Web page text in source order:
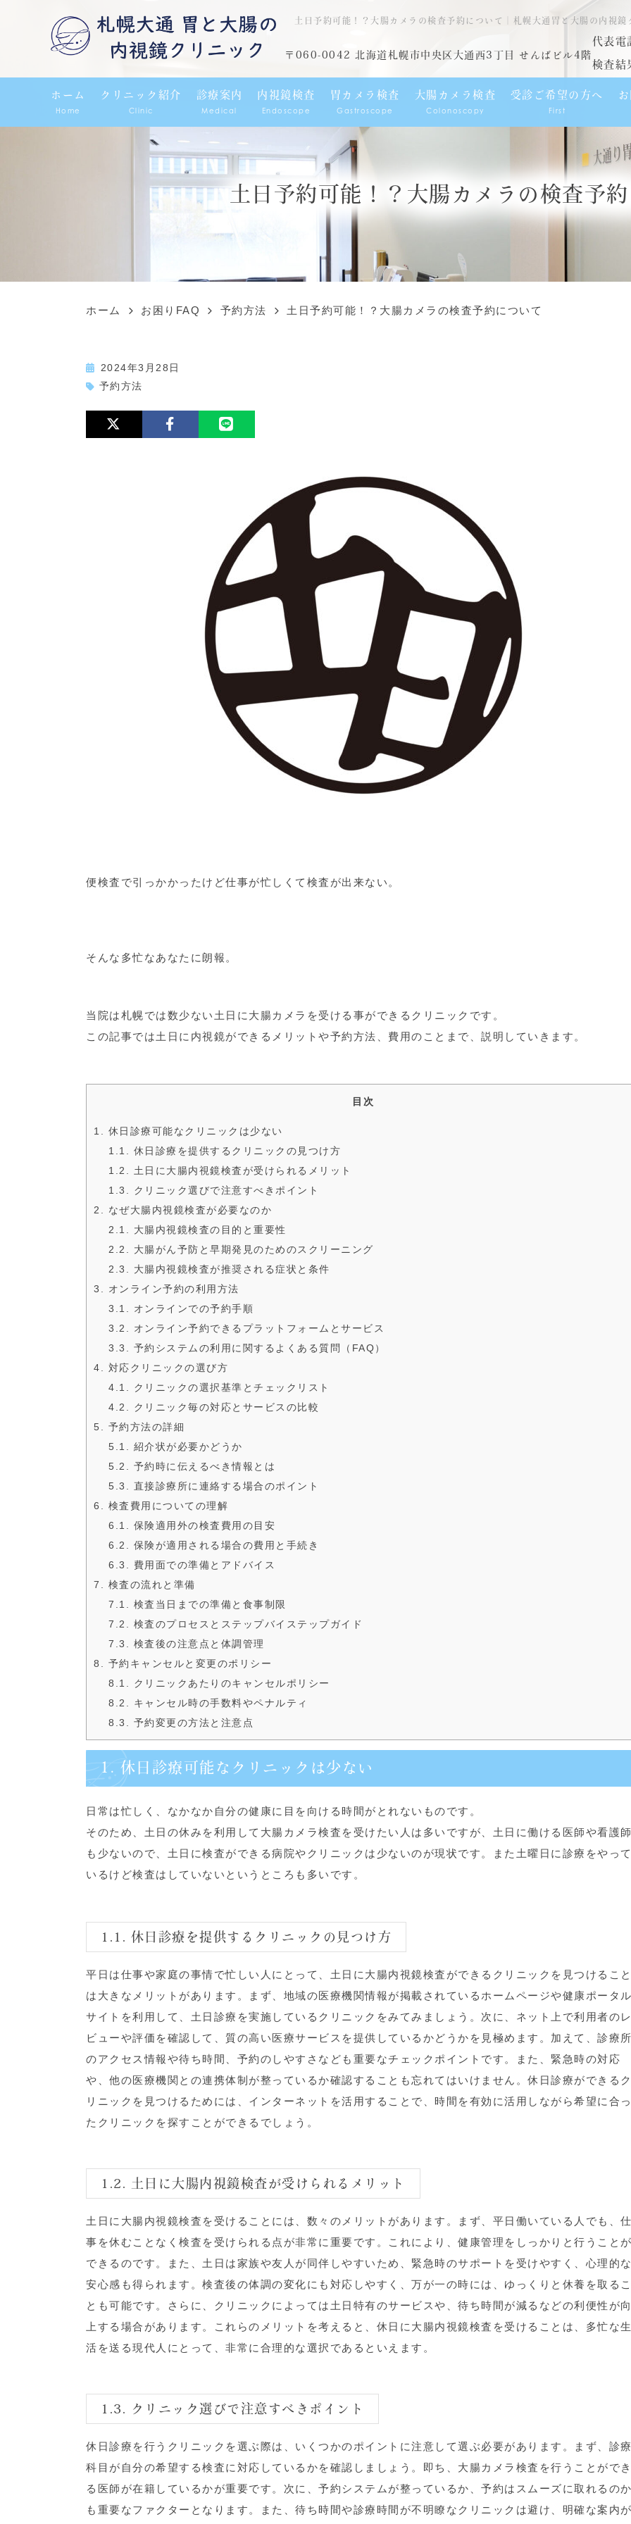
土日予約可能！？大腸カメラの検査予約について｜札幌大通胃と大腸の内視
〒060-0042 北海道札幌市中央区大通西3丁目 せんばビル4階
代表電
検査結
ホーム
Home
クリニック紹介
Clinic
診療案内
Medical
内視鏡検査
Endoscope
胃カメラ検査
Gastroscope
大腸カメラ検査
Colonoscopy
受診ご希望の方へ
First
土日予約可能！？大腸カメラの検査予
ホーム お困りFAQ 予約方法 土日予約可能！？大腸カメラの検査予約について
2024年3月28日
予約方法
便検査で引っかかったけど仕事が忙しくて検査が出来ない。
そんな多忙なあなたに朗報。
当院は札幌では数少ない土日に大腸カメラを受ける事ができるクリニックです。
この記事では土日に内視鏡ができるメリットや予約方法、費用のことまで、説明していきます。
目次
1. 休日診療可能なクリニックは少ない
1.1. 休日診療を提供するクリニックの見つけ方
1.2. 土日に大腸内視鏡検査が受けられるメリット
1.3. クリニック選びで注意すべきポイント
2. なぜ大腸内視鏡検査が必要なのか
2.1. 大腸内視鏡検査の目的と重要性
2.2. 大腸がん予防と早期発見のためのスクリーニング
2.3. 大腸内視鏡検査が推奨される症状と条件
3. オンライン予約の利用方法
3.1. オンラインでの予約手順
3.2. オンライン予約できるプラットフォームとサービス
3.3. 予約システムの利用に関するよくある質問（FAQ）
4. 対応クリニックの選び方
4.1. クリニックの選択基準とチェックリスト
4.2. クリニック毎の対応とサービスの比較
5. 予約方法の詳細
5.1. 紹介状が必要かどうか
5.2. 予約時に伝えるべき情報とは
5.3. 直接診療所に連絡する場合のポイント
6. 検査費用についての理解
6.1. 保険適用外の検査費用の目安
6.2. 保険が適用される場合の費用と手続き
6.3. 費用面での準備とアドバイス
7. 検査の流れと準備
7.1. 検査当日までの準備と食事制限
7.2. 検査のプロセスとステップバイステップガイド
7.3. 検査後の注意点と体調管理
8. 予約キャンセルと変更のポリシー
8.1. クリニックあたりのキャンセルポリシー
8.2. キャンセル時の手数料やペナルティ
8.3. 予約変更の方法と注意点
1. 休日診療可能なクリニックは少ない
日常は忙しく、なかなか自分の健康に目を向ける時間がとれないものです。
そのため、土日の休みを利用して大腸カメラ検査を受けたい人は多いですが、土日に働ける医師や看護
も少ないので、土日に検査ができる病院やクリニックは少ないのが現状です。また土曜日に診療をやっ
いるけど検査はしていないというところも多いです。
1.1. 休日診療を提供するクリニックの見つけ方
平日は仕事や家庭の事情で忙しい人にとって、土日に大腸内視鏡検査ができるクリニックを見つけるこ
は大きなメリットがあります。まず、地域の医療機関情報が掲載されているホームページや健康ポータ
サイトを利用して、土日診療を実施しているクリニックをみてみましょう。次に、ネット上で利用者の
ビューや評価を確認して、質の高い医療サービスを提供しているかどうかを見極めます。加えて、診療
のアクセス情報や待ち時間、予約のしやすさなども重要なチェックポイントです。また、緊急時の対応
や、他の医療機関との連携体制が整っているか確認することも忘れてはいけません。休日診療ができる
リニックを見つけるためには、インターネットを活用することで、時間を有効に活用しながら希望に合
たクリニックを探すことができるでしょう。
1.2. 土日に大腸内視鏡検査が受けられるメリット
土日に大腸内視鏡検査を受けることには、数々のメリットがあります。まず、平日働いている人でも、
事を休むことなく検査を受けられる点が非常に重要です。これにより、健康管理をしっかりと行うこと
できるのです。また、土日は家族や友人が同伴しやすいため、緊急時のサポートを受けやすく、心理的
安心感も得られます。検査後の体調の変化にも対応しやすく、万が一の時には、ゆっくりと休養を取る
とも可能です。さらに、クリニックによっては土日特有のサービスや、待ち時間が減るなどの利便性が
上する場合があります。これらのメリットを考えると、休日に大腸内視鏡検査を受けることは、多忙な
活を送る現代人にとって、非常に合理的な選択であるといえます。
1.3. クリニック選びで注意すべきポイント
休日診療を行うクリニックを選ぶ際は、いくつかのポイントに注意して選ぶ必要があります。まず、診
科目が自分の希望する検査に対応しているかを確認しましょう。即ち、大腸カメラ検査を行うことがで
る医師が在籍しているかが重要です。次に、予約システムが整っているか、予約はスムーズに取れるの
も重要なファクターとなります。また、待ち時間や診療時間が不明瞭なクリニックは避け、明確な案内